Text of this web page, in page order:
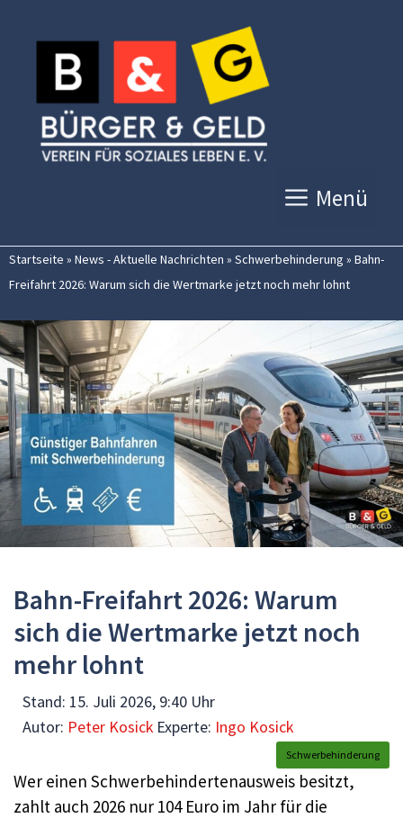
Inhalt
springen
Menü
Startseite » News - Aktuelle Nachrichten » Schwerbehinderung » Bahn-
Freifahrt 2026: Warum sich die Wertmarke jetzt noch mehr lohnt
Bahn-Freifahrt 2026: Warum
sich die Wertmarke jetzt noch
mehr lohnt
Stand: 15. Juli 2026, 9:40 Uhr
Autor: Peter Kosick Experte: Ingo Kosick
Schwerbehinderung
Wer einen Schwerbehindertenausweis besitzt,
zahlt auch 2026 nur 104 Euro im Jahr für die